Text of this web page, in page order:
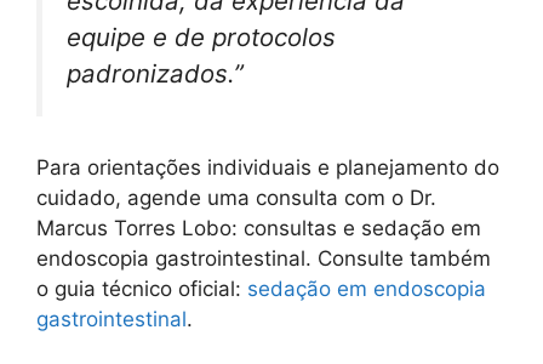
equipe e de protocolos
padronizados.”
Para orientações individuais e planejamento do
cuidado, agende uma consulta com o Dr.
Marcus Torres Lobo: consultas e sedação em
endoscopia gastrointestinal. Consulte também
o guia técnico oficial: sedação em endoscopia
gastrointestinal.